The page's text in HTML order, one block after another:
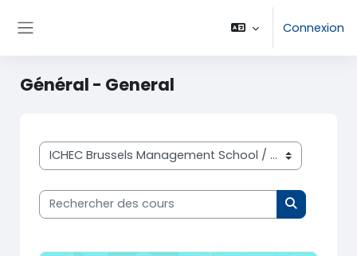
Connexion
Général - General
Catégories de cours
Rechercher des cours